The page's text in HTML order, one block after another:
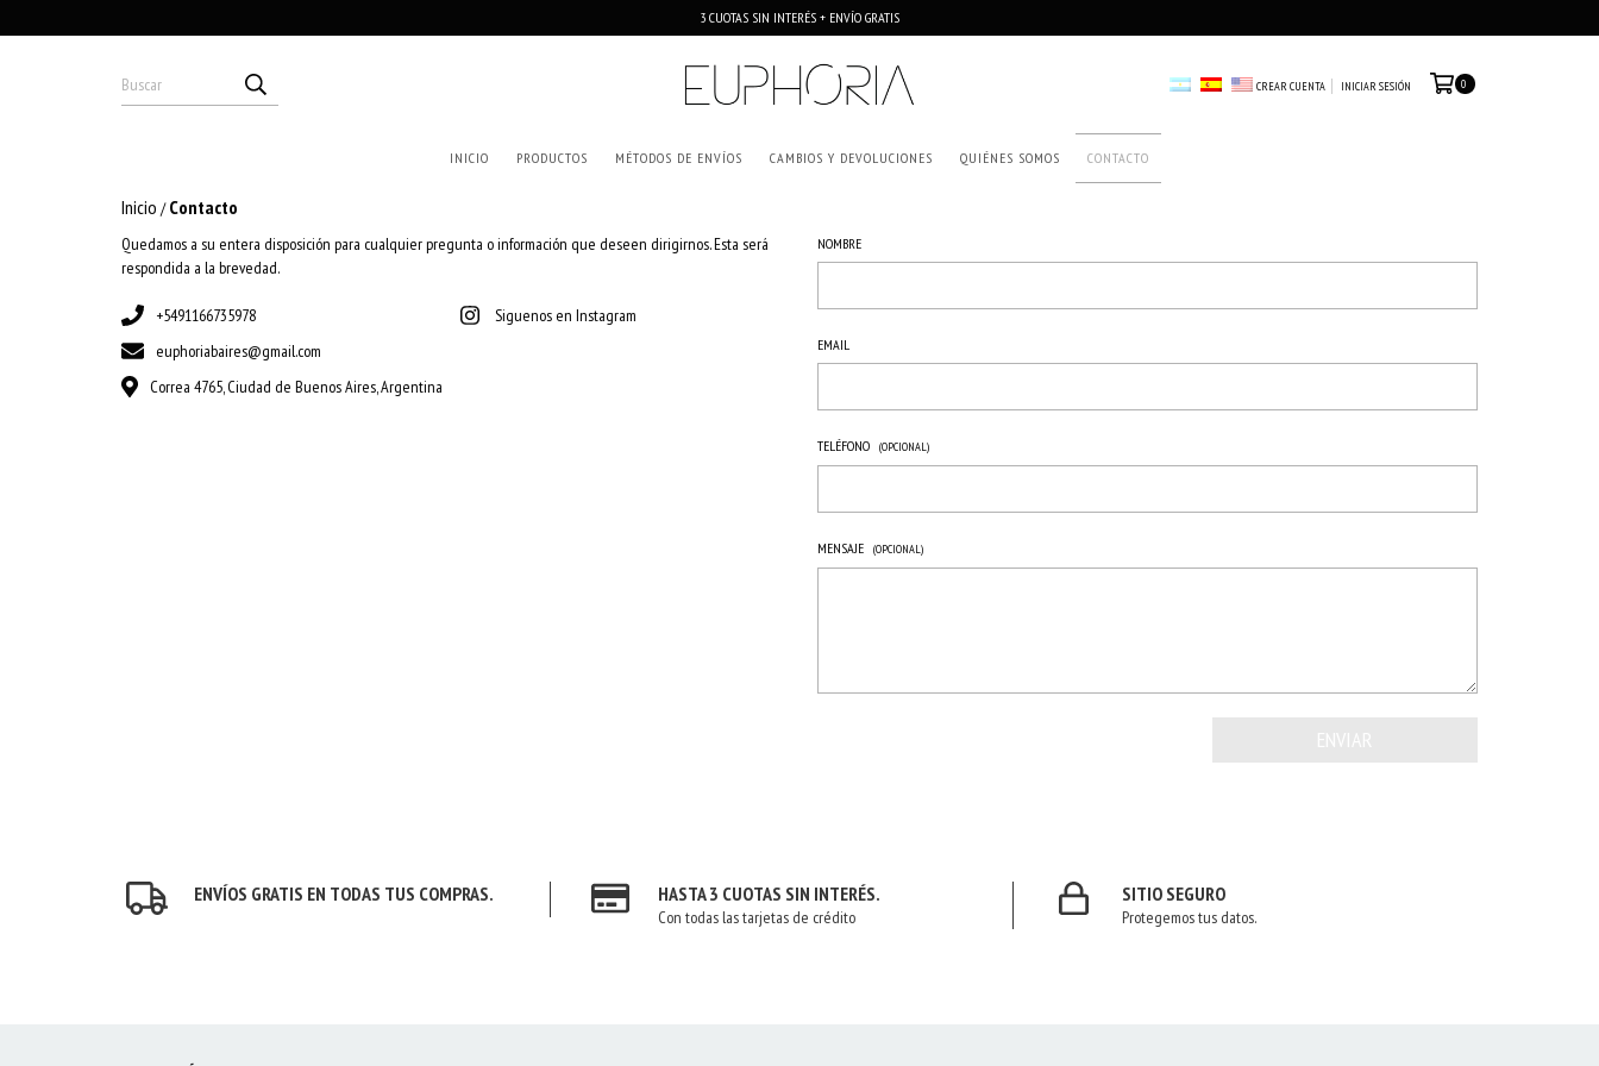
3 CUOTAS SIN INTERÉS + ENVÍO GRATIS
CREAR CUENTA INICIAR SESIÓN 0
INICIO PRODUCTOS MÉTODOS DE ENVÍOS CAMBIOS Y DEVOLUCIONES QUIÉNES SOMOS CONTACTO
Inicio / Contacto
Quedamos a su entera disposición para cualquier pregunta o información que deseen dirigirnos. Esta será
respondida a la brevedad.
+5491166735978
euphoriabaires@gmail.com
Correa 4765, Ciudad de Buenos Aires, Argentina
Siguenos en Instagram
NOMBRE
EMAIL
TELÉFONO (OPCIONAL)
MENSAJE (OPCIONAL)
ENVÍOS GRATIS EN TODAS TUS COMPRAS. HASTA 3 CUOTAS SIN INTERÉS.
Con todas las tarjetas de crédito
SITIO SEGURO
Protegemos tus datos.